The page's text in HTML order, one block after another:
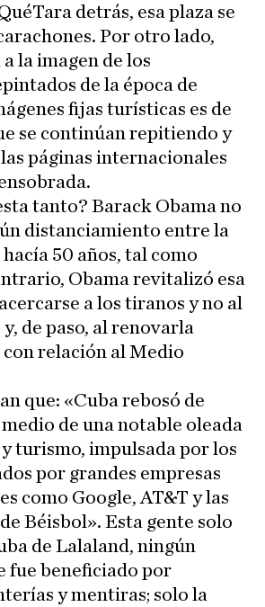
detrás, esa plaza se
Por otro lado,
la imagen de los
de la época de
fijas turísticas es de
se continúan repitiendo y
páginas internacionales
tanto? Barack Obama no
distanciamiento entre la
50 años, tal como
Obama revitalizó esa
a los tiranos y no al
de paso, al renovarla
relación al Medio
que: «Cuba rebosó de
de una notable oleada
turismo, impulsada por los
por grandes empresas
como Google, AT&T y las
Béisbol». Esta gente solo
de Lalaland, ningún
fue beneficiado por
y mentiras; solo la